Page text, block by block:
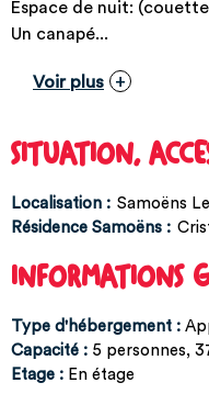
Espace de nuit:
Un canapé...
Voir plus
SITUATION,
Localisation : Samoëns
Résidence Samoëns :
INFORMATIONS
Type d'hébergement :
Capacité : 5 personnes
Etage : En étage